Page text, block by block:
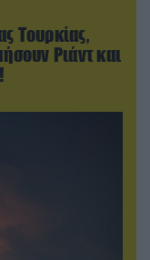
Τουρκίας,
Ριάντ και